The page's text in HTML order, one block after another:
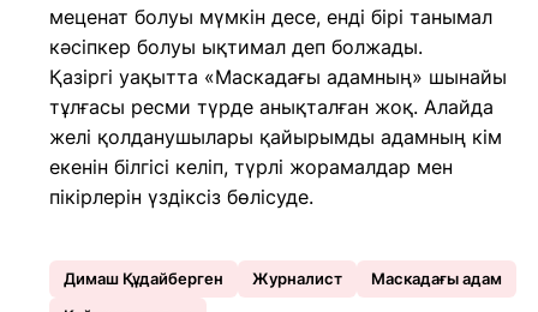
меценат болуы мүмкін десе, енді бірі танымал
кәсіпкер болуы ықтимал деп болжады.
Қазіргі уақытта «Маскадағы адамның» шынайы
тұлғасы ресми түрде анықталған жоқ. Алайда
желі қолданушылары қайырымды адамның кім
екенін білгісі келіп, түрлі жорамалдар мен
пікірлерін үздіксіз бөлісуде.
Димаш Құдайберген Журналист
Маскадағы адам